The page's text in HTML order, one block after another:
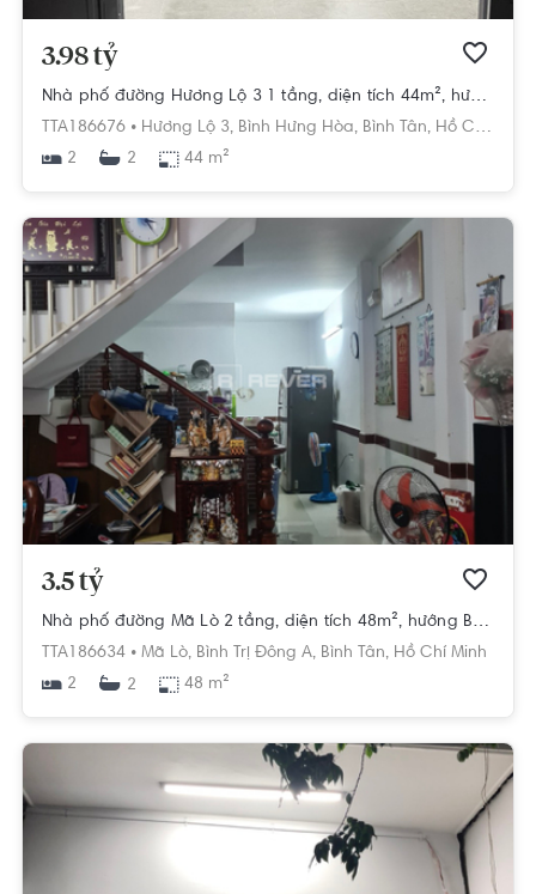
3.98 tỷ
Nhà phố đường Hương Lộ 3 1 tầng, diện tích 44m², hướng Tây Bắc, pháp lý Sổ hồng
TTA186676 • Hương Lộ 3, Bình Hưng Hòa, Bình Tân, Hồ Chí Minh
2
2 44 m²
3.5 tỷ
Nhà phố đường Mã Lò 2 tầng, diện tích 48m², hướng Bắc, pháp lý Sổ hồng
TTA186634 • Mã Lò, Bình Trị Đông A, Bình Tân, Hồ Chí Minh
2
2 48 m²